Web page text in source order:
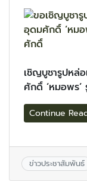
เชิญบูชารูปหล่
ศักดิ์ ‘หมอพร
Continue
ข่าวประชาสัมพันธ์